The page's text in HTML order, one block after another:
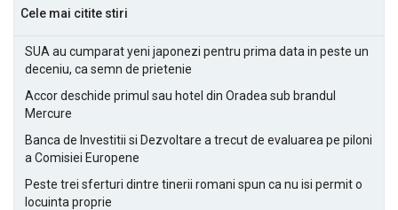
Cele mai citite stiri
SUA au cumparat yeni japonezi pentru prima data in peste un
deceniu, ca semn de prietenie
Accor deschide primul sau hotel din Oradea sub brandul
Mercure
Banca de Investitii si Dezvoltare a trecut de evaluarea pe piloni
a Comisiei Europene
Peste trei sferturi dintre tinerii romani spun ca nu isi permit o
locuinta proprie